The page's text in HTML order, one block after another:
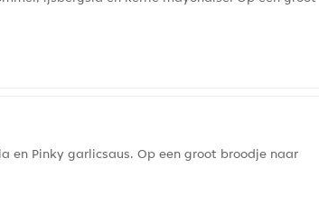
en Pinky garlicsaus. Op een groot broodje naar